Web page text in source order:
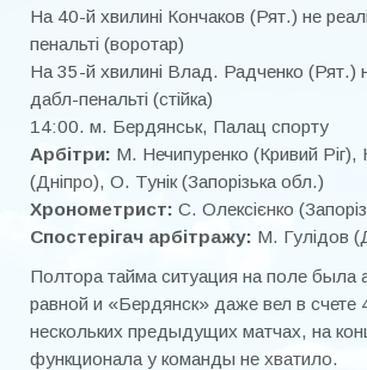
На 40-й хвилині Кончаков (Рят.) не
пенальті (воротар)
На 35-й хвилині Влад. Радченко (Рят.)
дабл-пенальті (стійка)
14:00. м. Бердянськ, Палац спорту
Арбітри: М. Нечипуренко (Кривий Ріг),
(Дніпро), О. Тунік (Запорізька обл.)
Хронометрист: С. Олексієнко
Спостерігач арбітражу: М. Гулідов
Полтора тайма ситуация на поле была
равной и «Бердянск» даже вел в счете
нескольких предыдущих матчах, на
функционала у команды не хватило.